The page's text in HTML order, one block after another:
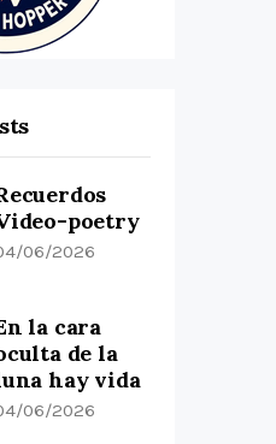
poetry
06/2026
la cara
de la
hay vida
06/2026